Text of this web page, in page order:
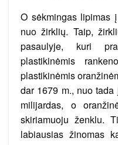
O sėkmingas lipimas
nuo žirklių. Taip,
pasaulyje, kuri
plastikinėmis
plastikinėmis
dar 1679 m., nuo
milijardas, o
skiriamuoju ženklu.
labiausias žinomas